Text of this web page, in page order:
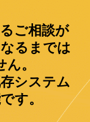
ご相談が
るまでは
。
システム
す。